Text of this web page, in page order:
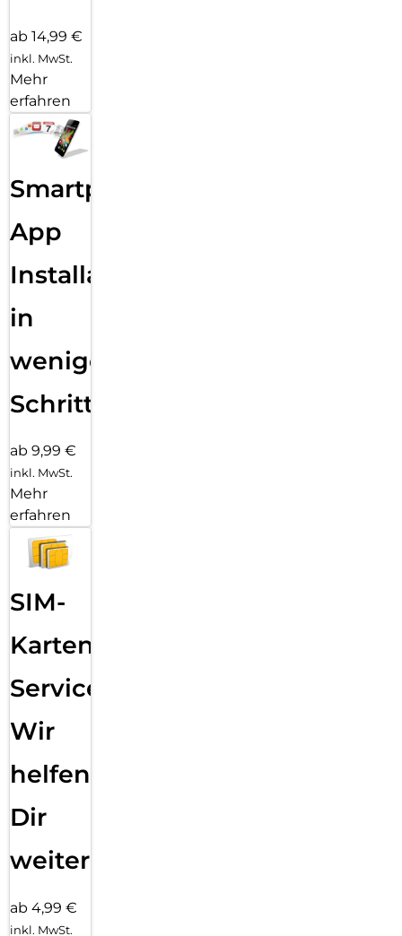
ab 14,99 €
inkl. MwSt.
Mehr
erfahren
Smartphone
App
Installation
in
wenigen
Schritten
ab 9,99 €
inkl. MwSt.
Mehr
erfahren
SIM-
Karten
Service:
Wir
helfen
Dir
weiter
ab 4,99 €
inkl. MwSt.